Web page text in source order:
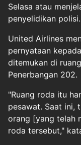
Selasa atau
penyelidikan polisi.
United Airlines
pernyataan kepada
ditemukan di
Penerbangan 202.
"Ruang roda itu
pesawat. Saat ini,
orang [yang telah
roda tersebut,"